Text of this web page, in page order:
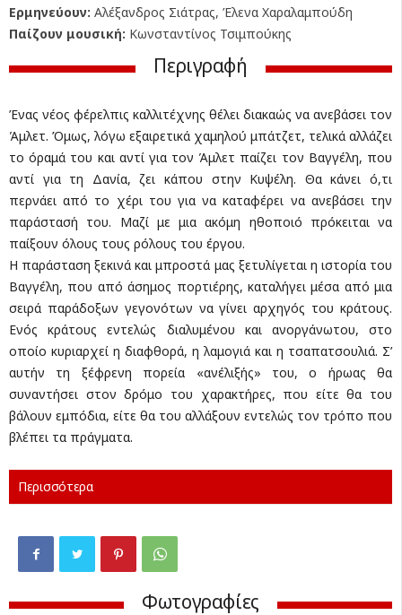
Ερμηνεύουν: Αλέξανδρος Σιάτρας, Έλενα Χαραλαμπούδη
Παίζουν μουσική: Κωνσταντίνος Τσιμπούκης
Περιγραφή
Ένας νέος φέρελπις καλλιτέχνης θέλει διακαώς να ανεβάσει τον
Άμλετ. Όμως, λόγω εξαιρετικά χαμηλού μπάτζετ, τελικά αλλάζει
το όραμά του και αντί για τον Άμλετ παίζει τον Βαγγέλη, που
αντί για τη Δανία, ζει κάπου στην Κυψέλη. Θα κάνει ό,τι
περνάει από το χέρι του για να καταφέρει να ανεβάσει την
παράστασή του. Μαζί με μια ακόμη ηθοποιό πρόκειται να
παίξουν όλους τους ρόλους του έργου.
Η παράσταση ξεκινά και μπροστά μας ξετυλίγεται η ιστορία του
Βαγγέλη, που από άσημος πορτιέρης, καταλήγει μέσα από μια
σειρά παράδοξων γεγονότων να γίνει αρχηγός του κράτους.
Ενός κράτους εντελώς διαλυμένου και ανοργάνωτου, στο
οποίο κυριαρχεί η διαφθορά, η λαμογιά και η τσαπατσουλιά. Σ’
αυτήν τη ξέφρενη πορεία «ανέλιξής» του, ο ήρωας θα
συναντήσει στον δρόμο του χαρακτήρες, που είτε θα του
βάλουν εμπόδια, είτε θα του αλλάξουν εντελώς τον τρόπο που
βλέπει τα πράγματα.
Περισσότερα
Φωτογραφίες